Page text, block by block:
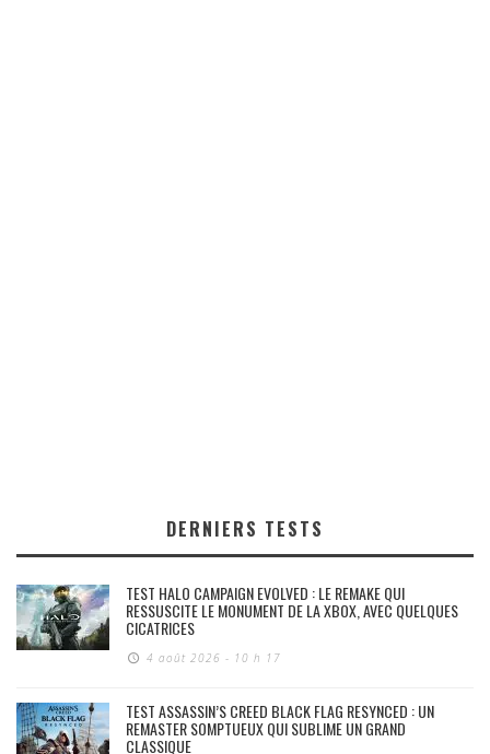
DERNIERS TESTS
TEST HALO CAMPAIGN EVOLVED : LE REMAKE QUI
RESSUSCITE LE MONUMENT DE LA XBOX, AVEC QUELQUES
CICATRICES
4 août 2026 - 10 h 17
TEST ASSASSIN’S CREED BLACK FLAG RESYNCED : UN
REMASTER SOMPTUEUX QUI SUBLIME UN GRAND
CLASSIQUE